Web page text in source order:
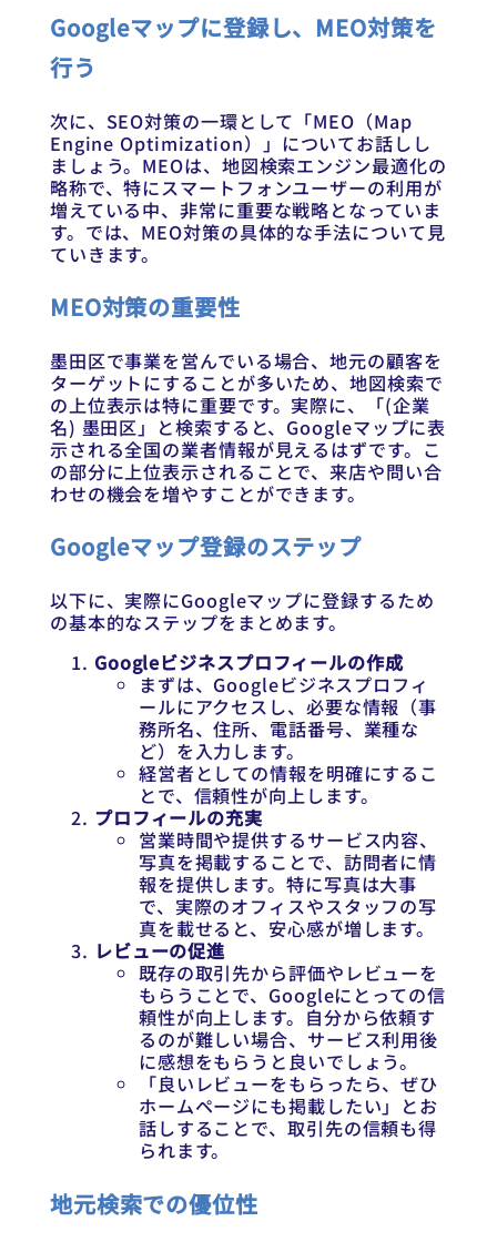
Googleマップに登録し、MEO対策を
行う
次に、SEO対策の一環として「MEO（Map
Engine Optimization）」についてお話しし
ましょう。MEOは、地図検索エンジン最適化の
略称で、特にスマートフォンユーザーの利用が
増えている中、非常に重要な戦略となっていま
す。では、MEO対策の具体的な手法について見
ていきます。
MEO対策の重要性
墨田区で事業を営んでいる場合、地元の顧客を
ターゲットにすることが多いため、地図検索で
の上位表示は特に重要です。実際に、「(企業
名) 墨田区」と検索すると、Googleマップに表
示される全国の業者情報が見えるはずです。こ
の部分に上位表示されることで、来店や問い合
わせの機会を増やすことができます。
Googleマップ登録のステップ
以下に、実際にGoogleマップに登録するため
の基本的なステップをまとめます。
Googleビジネスプロフィールの作成
まずは、Googleビジネスプロフィ
ールにアクセスし、必要な情報（事
務所名、住所、電話番号、業種な
ど）を入力します。
経営者としての情報を明確にするこ
とで、信頼性が向上します。
プロフィールの充実
営業時間や提供するサービス内容、
写真を掲載することで、訪問者に情
報を提供します。特に写真は大事
で、実際のオフィスやスタッフの写
真を載せると、安心感が増します。
レビューの促進
既存の取引先から評価やレビューを
もらうことで、Googleにとっての信
頼性が向上します。自分から依頼す
るのが難しい場合、サービス利用後
に感想をもらうと良いでしょう。
「良いレビューをもらったら、ぜひ
ホームページにも掲載したい」とお
話しすることで、取引先の信頼も得
られます。
地元検索での優位性